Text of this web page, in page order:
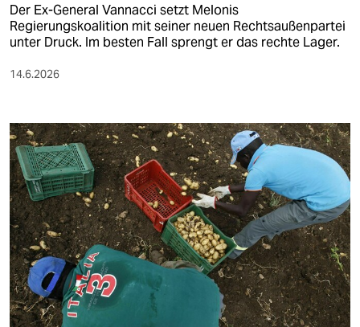
Der Ex-General Vannacci setzt Melonis
Regierungskoalition mit seiner neuen Rechtsaußenpartei
unter Druck. Im besten Fall sprengt er das rechte Lager.
14.6.2026